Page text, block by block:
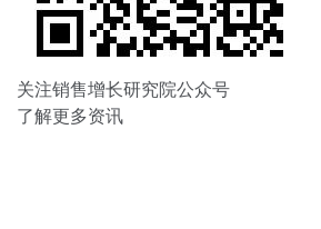
关注销售增长研究院公众号
了解更多资讯